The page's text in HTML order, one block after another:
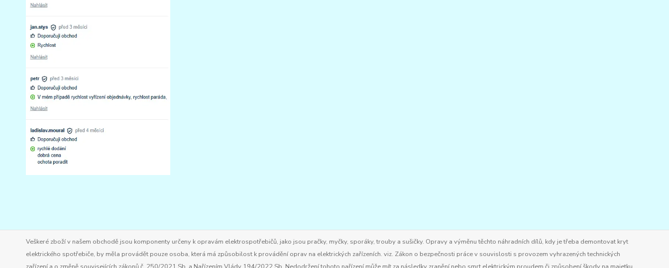
Veškeré zboží v našem obchodě jsou komponenty určeny k opravám elektrospotřebičů, jako jsou pračky, myčky, sporáky, trouby a sušičky. Opravy a výměnu těchto náhradních dílů, kdy je třeba demontovat kryt
elektrického spotřebiče, by měla provádět pouze osoba, která má způsobilost k provádění oprav na elektrických zařízeních. viz. Zákon o bezpečnosti práce v souvislosti s provozem vyhrazených technických